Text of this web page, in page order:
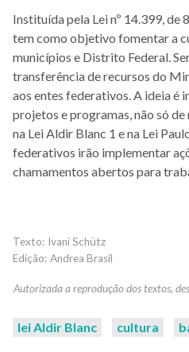
Instituída pela Lei nº 14.399, de
tem como objetivo fomentar a
municípios e Distrito Federal.
transferência de recursos do
aos entes federativos. A ideia é
projetos e programas, não só
na Lei Aldir Blanc 1 e na Lei
federativos irão implementar
chamamentos abertos para
Ivani Schütz
Andrea Brasil
lei Aldir Blanc cultura